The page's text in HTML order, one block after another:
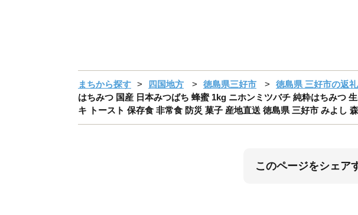
まちから探す 四国地方 徳島県三好市
徳島県 三好市の返
はちみつ 国産 日本みつばち 蜂蜜 1kg ニホンミツバチ 純粋はちみつ
キ トースト 保存食 非常食 防災 菓子 産地直送 徳島県 三好市 みよし
このページをシェア